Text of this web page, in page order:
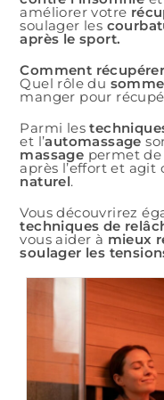
améliorer votre
soulager les
après le sport.
Comment
Quel rôle du
manger pour
Parmi les
et l’automassage
massage permet
après l’effort et
naturel.
Vous découvrirez
techniques de
vous aider à mieux
soulager les